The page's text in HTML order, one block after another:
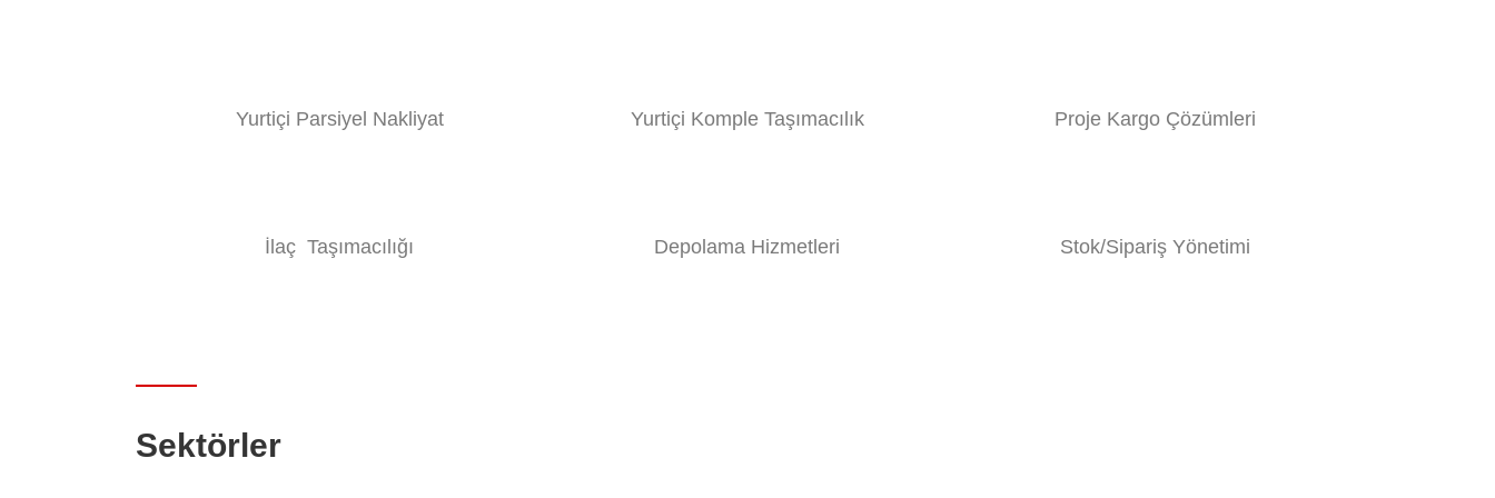
Yurtiçi Parsiyel Nakliyat Yurtiçi Komple Taşımacılık Proje Kargo Çözümleri
İlaç Taşımacılığı Depolama Hizmetleri Stok/Sipariş Yönetimi
Sektörler